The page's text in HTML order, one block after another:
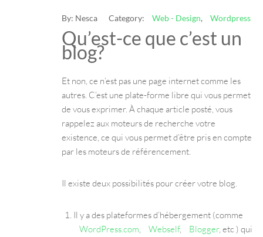
By: Nesca Category: Web - Design, Wordpress
Qu’est-ce que c’est un
blog?
Et non, ce n’est pas une page internet comme les
autres. C’est une plate-forme libre qui vous permet
de vous exprimer. À chaque article posté, vous
rappelez aux moteurs de recherche votre
existence, ce qui vous permet d’être pris en compte
par les moteurs de référencement.
Il existe deux possibilités pour créer votre blog.
Il y a des plateformes d’hébergement (comme
WordPress.com, Webself, Blogger, etc ) qui